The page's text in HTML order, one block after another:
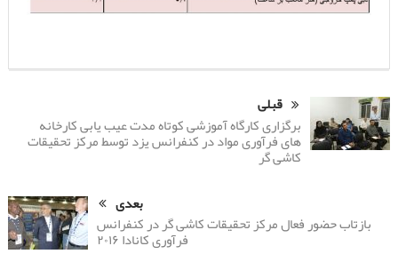
قبلی
برگزاری کارگاه آموزشی کوتاه مدت عیب یابی کارخانه
های فرآوری مواد در کنفرانس یزد توسط مرکز تحقیقات
کاشی گر
بعدی
بازتاب حضور فعال مرکز تحقیقات کاشی گر در کنفرانس
فرآوری کانادا ۲۰۱۶